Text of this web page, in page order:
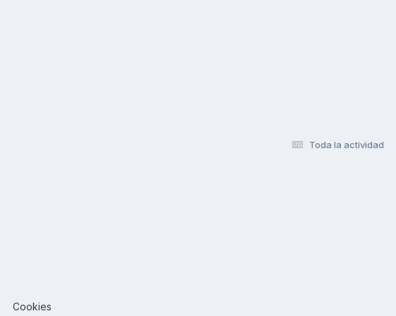
Toda la actividad
Cookies